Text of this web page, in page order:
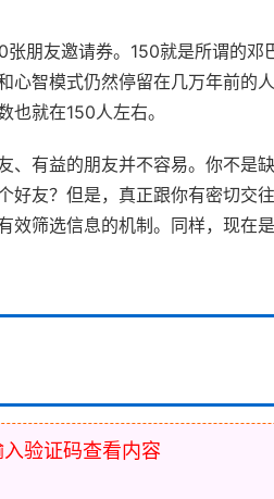
朋友邀请券。150就是所谓的
心智模式仍然停留在几万年前
也就在150人左右。
、有益的朋友并不容易。你不
好友？但是，真正跟你有密切交
效筛选信息的机制。同样，现
验证码查看内容